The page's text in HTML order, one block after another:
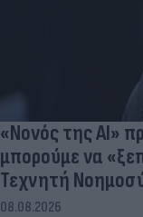
«Νονός της AI»
μπορούμε να
Τεχνητή
08.08.2026